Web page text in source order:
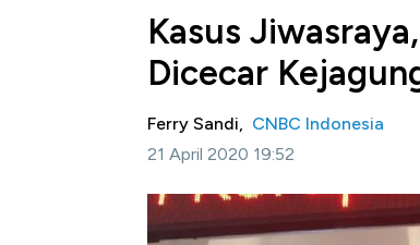
Kasus
Dicecar
Ferry Sandi, CNBC Indonesia
21 April 2020 19:52